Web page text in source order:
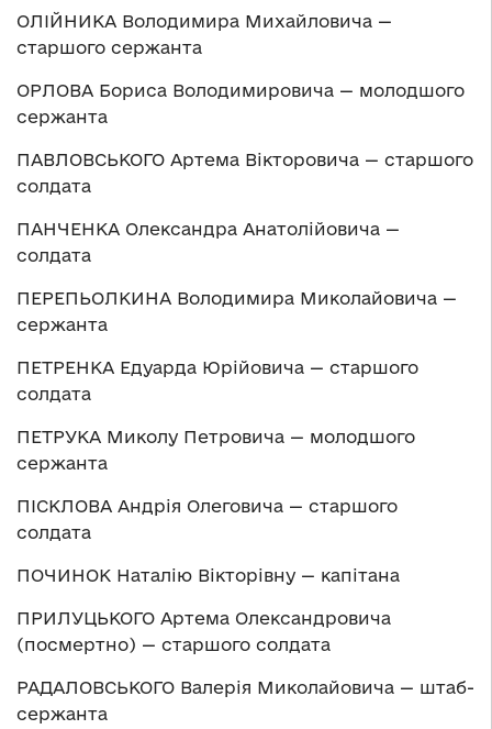
ОЛІЙНИКА Володимира Михайловича —
старшого сержанта
ОРЛОВА Бориса Володимировича — молодшого
сержанта
ПАВЛОВСЬКОГО Артема Вікторовича — старшого
солдата
ПАНЧЕНКА Олександра Анатолійовича —
солдата
ПЕРЕПЬОЛКИНА Володимира Миколайовича —
сержанта
ПЕТРЕНКА Едуарда Юрійовича — старшого
солдата
ПЕТРУКА Миколу Петровича — молодшого
сержанта
ПІСКЛОВА Андрія Олеговича — старшого
солдата
ПОЧИНОК Наталію Вікторівну — капітана
ПРИЛУЦЬКОГО Артема Олександровича
(посмертно) — старшого солдата
РАДАЛОВСЬКОГО Валерія Миколайовича — штаб-
сержанта